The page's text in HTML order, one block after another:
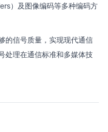
）及图像编码等多种编码方
的信号质量，实现现代通信
处理在通信标准和多媒体技